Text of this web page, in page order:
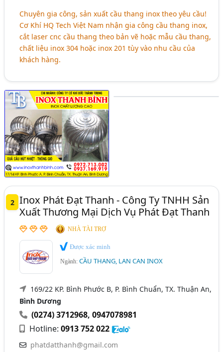
Chuyên gia công, sản xuất cầu thang inox theo yêu cầu!
Cơ Khí HQ Tech Việt Nam nhận gia công cầu thang inox,
cắt laser cnc cầu thang theo bản vẽ hoặc mẫu cầu thang,
chất liệu inox 304 hoặc inox 201 tùy vào nhu cầu của
khách hàng.
2 Inox Phát Đạt Thanh - Công Ty TNHH Sản
Xuất Thương Mại Dịch Vụ Phát Đạt Thanh
NHÀ TÀI TRỢ
Được xác minh
Ngành:CẦU THANG, LAN CAN INOX
169/22 KP. Bình Phước B, P. Bình Chuẩn, TX. Thuận An,
Bình Dương
(0274) 3712968,0947078981
Hotline:0913 752 022
phatdatthanh@gmail.com